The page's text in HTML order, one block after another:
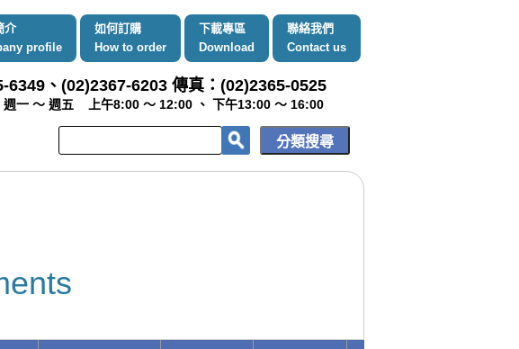
介
profile
如何訂購
How to order
下載專區
Download
聯絡我們
Contact us
6349、(02)2367-6203 傳真：(02)2365-0525
週一 ～ 週五 上午8:00 ～ 12:00 、 下午13:00 ～ 16:00